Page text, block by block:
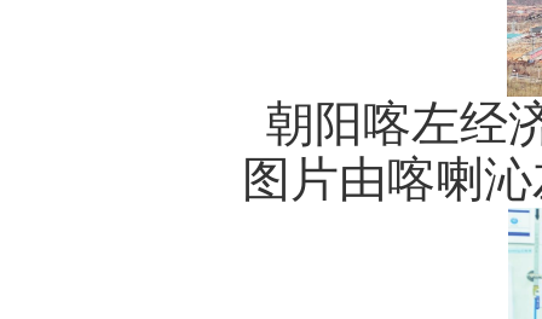
朝阳喀左经济
图片由喀喇